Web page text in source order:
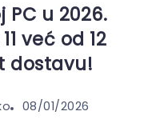
u 2026.
već od 12
dostavu!
08/01/2026